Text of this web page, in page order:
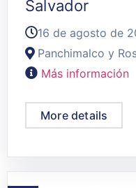
Salvador
16 de agosto de
Panchimalco y
Más información
More details